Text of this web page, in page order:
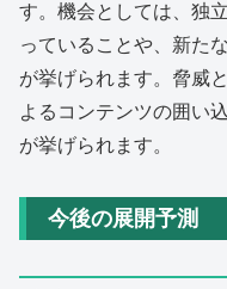
す。機会としては、独
っていることや、新た
が挙げられます。脅威
よるコンテンツの囲い
が挙げられます。
今後の展開予測